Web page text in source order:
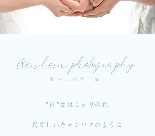
Newborn photography
新生児記念写真
”白”ははじまりの色
真新しいキャンバスのように